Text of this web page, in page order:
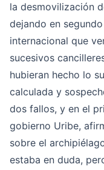
la desmovilización
dejando en
internacional que
sucesivos
hubieran hecho lo
calculada y
dos fallos, y en el
gobierno Uribe,
sobre el
estaba en duda,